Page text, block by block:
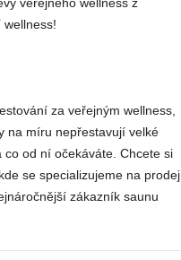
za veřejným wellness,
na míru nepřestavují velké
od ní očekáváte. Chcete si
se specializujeme na prodej
zákazník saunu